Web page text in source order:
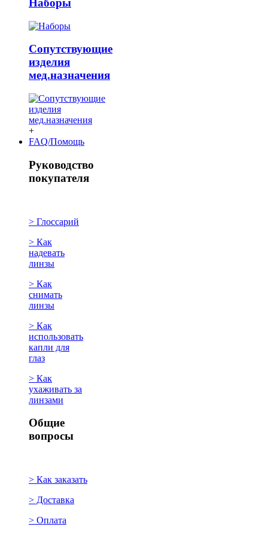
Наборы
Сопутствующие
изделия
мед.назначения
+
FAQ/Помощь
Руководство
покупателя
> Глоссарий
> Как
надевать
линзы
> Как
снимать
линзы
> Как
использовать
капли для
глаз
> Как
ухаживать за
линзами
Общие
вопросы
> Как заказать
> Доставка
> Оплата